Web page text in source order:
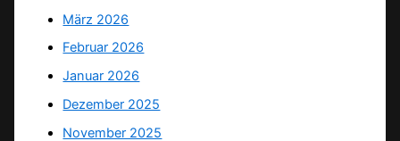
März 2026
Februar 2026
Januar 2026
Dezember 2025
November 2025